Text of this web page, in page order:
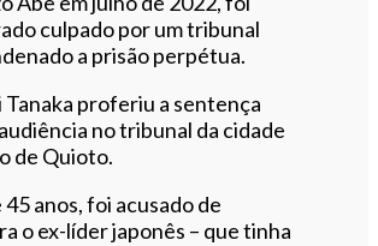
culpado por um tribunal
a prisão perpétua.
Tanaka proferiu a sentença
no tribunal da cidade
de Quioto.
45 anos, foi acusado de
o ex-líder japonês – que tinha